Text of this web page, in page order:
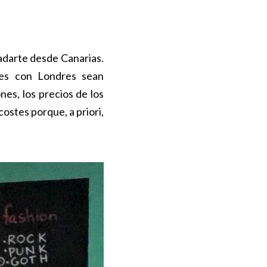
desde Canarias.
con Londres sean
los precios de los
porque, a priori,